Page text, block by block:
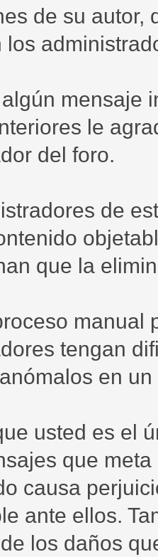
de su autor,
los
mensaje
le
del foro.
de
que la
manual
tengan
en
usted es el
que
causa
ante ellos.
los daños